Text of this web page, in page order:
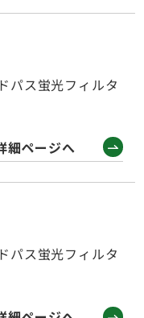
パス蛍光フィルタ
細ページへ
パス蛍光フィルタ